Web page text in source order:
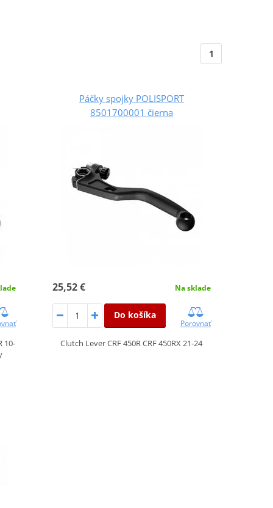
1
10-
Páčky spojky POLISPORT
8501700001 čierna
25,52 € Na sklade
Do košíka
Porovnať
Clutch Lever CRF 450R CRF 450RX 21-24